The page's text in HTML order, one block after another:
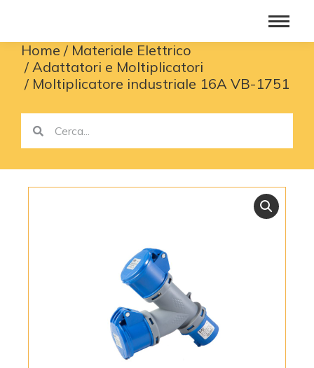
You are here:
Home
Materiale Elettrico
Adattatori e Moltiplicatori
Moltiplicatore industriale 16A VB-1751